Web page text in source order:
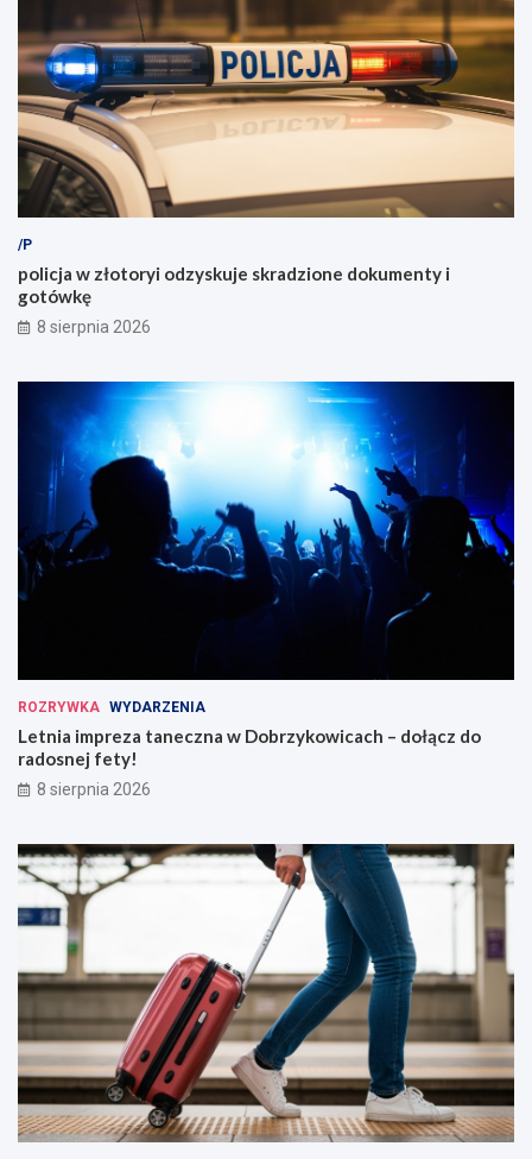
/P
policja w złotoryi odzyskuje skradzione dokumenty i
gotówkę
8 sierpnia 2026
ROZRYWKA WYDARZENIA
Letnia impreza taneczna w Dobrzykowicach – dołącz do
radosnej fety!
8 sierpnia 2026